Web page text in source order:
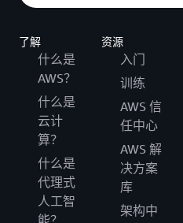
了解
什么是
AWS？
什么是
云计
算？
什么是
代理式
人工智
资源
入门
训练
AWS 信
任中心
AWS 解
决方案
库
架构中